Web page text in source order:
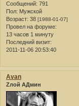
Сообщений: 791
Пол: Мужской
Возраст: 38 [1988-01-07]
Провел на форуме:
13 часов 1 минуту
Последний визит:
2011-11-06 20:53:40
Avan
Zлой АДмин